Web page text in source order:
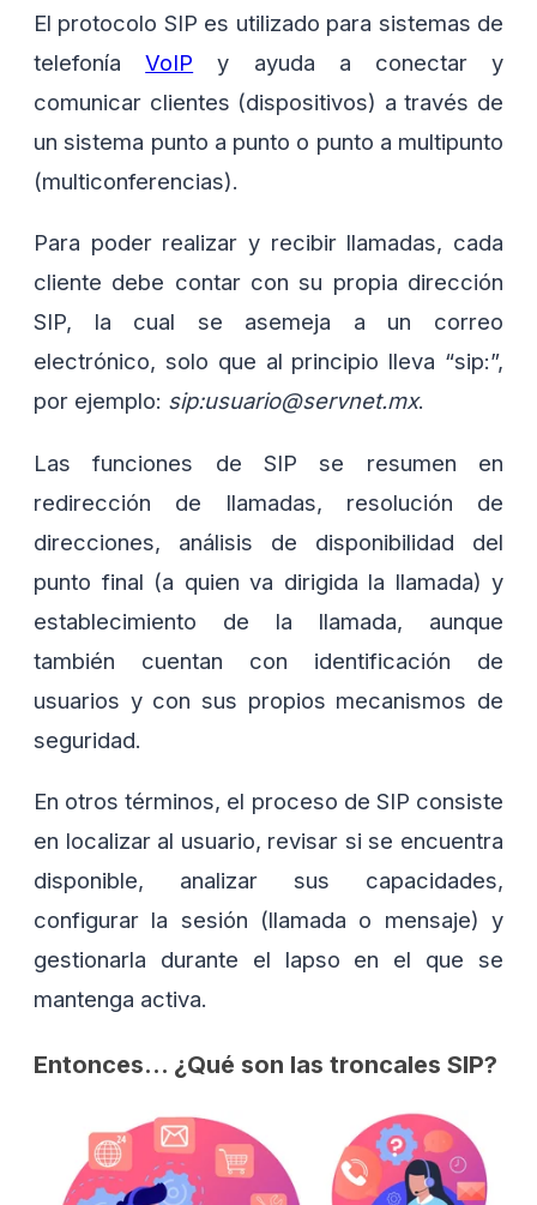
El protocolo SIP es utilizado para sistemas de
telefoníaVoIP y ayuda a conectar y
comunicar clientes (dispositivos) a través de
un sistema punto a punto o punto a multipunto
(multiconferencias).
Para poder realizar y recibir llamadas, cada
cliente debe contar con su propia dirección
SIP, la cual se asemeja a un correo
electrónico, solo que al principio lleva “sip:”,
por ejemplo: sip:usuario@servnet.mx.
Las funciones de SIP se resumen en
redirección de llamadas, resolución de
direcciones, análisis de disponibilidad del
punto final (a quien va dirigida la llamada) y
establecimiento de la llamada, aunque
también cuentan con identificación de
usuarios y con sus propios mecanismos de
seguridad.
En otros términos, el proceso de SIP consiste
en localizar al usuario, revisar si se encuentra
disponible, analizar sus capacidades,
configurar la sesión (llamada o mensaje) y
gestionarla durante el lapso en el que se
mantenga activa.
Entonces… ¿Qué son las troncales SIP?